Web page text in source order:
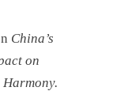
China’s
on